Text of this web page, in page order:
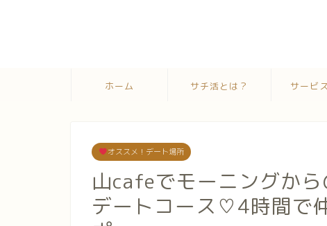
ホーム サチ活とは？ サービ
オススメ！デート場所
山cafeでモーニングか
デートコース♡4時間で